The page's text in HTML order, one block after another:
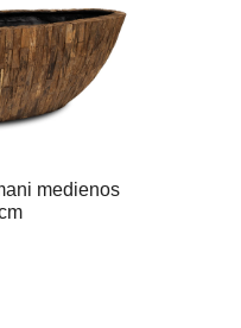
medienos